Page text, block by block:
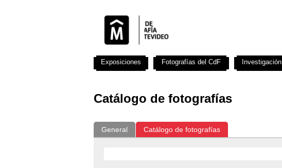
Catálogo de fotografías
General Catálogo de fotografías
Exposiciones Fotografías del CdF Investigación